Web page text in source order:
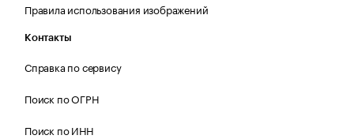
Правила использования изображений
Контакты
Справка по сервису
Поиск по ОГРН
Поиск по ИНН